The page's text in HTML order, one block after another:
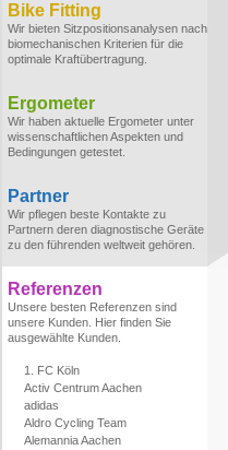
Bike Fitting
Wir bieten Sitzpositionsanalysen nach
biomechanischen Kriterien für die
optimale Kraftübertragung.
Ergometer
Wir haben aktuelle Ergometer unter
wissenschaftlichen Aspekten und
Bedingungen getestet.
Partner
Wir pflegen beste Kontakte zu
Partnern deren diagnostische Geräte
zu den führenden weltweit gehören.
Referenzen
Unsere besten Referenzen sind
unsere Kunden. Hier finden Sie
ausgewählte Kunden.
1. FC Köln
Activ Centrum Aachen
adidas
Aldro Cycling Team
Alemannia Aachen